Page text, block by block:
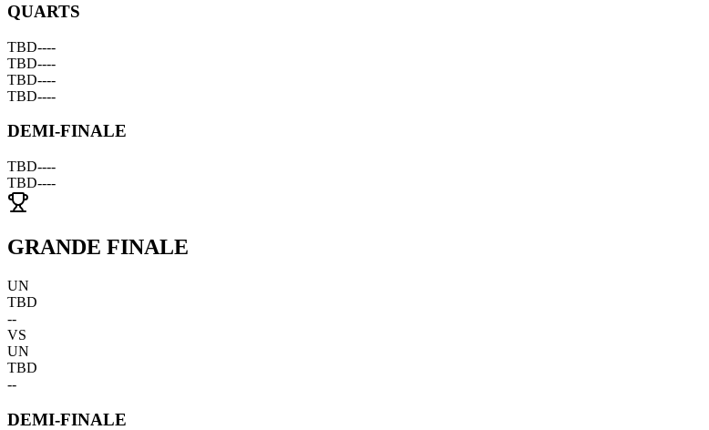
QUARTS
TBD----
TBD----
TBD----
TBD----
DEMI-FINALE
TBD----
TBD----
GRANDE FINALE
UN
TBD
--
VS
UN
TBD
--
DEMI-FINALE